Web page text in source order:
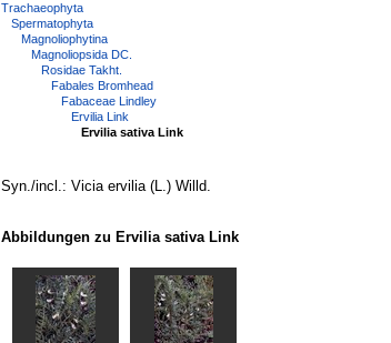
Trachaeophyta
Spermatophyta
Magnoliophytina
Magnoliopsida DC.
Rosidae Takht.
Fabales Bromhead
Fabaceae Lindley
Ervilia Link
Ervilia sativa Link
Syn./incl.: Vicia ervilia (L.) Willd.
Abbildungen zu Ervilia sativa Link